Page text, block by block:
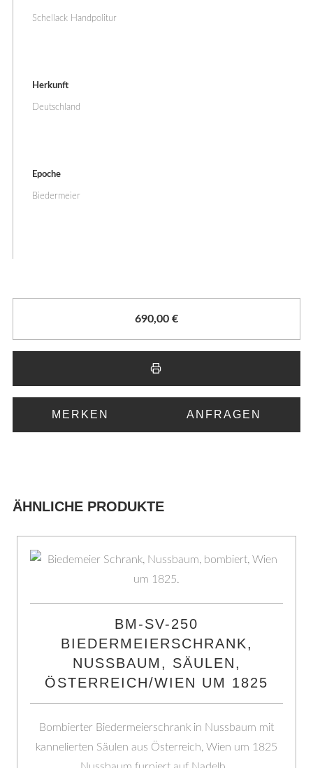
Schellack Handpolitur
Herkunft
Deutschland
Epoche
Biedermeier
690,00 €
MERKEN ANFRAGEN
ÄHNLICHE PRODUKTE
BM-SV-250
BIEDERMEIERSCHRANK,
NUSSBAUM, SÄULEN,
ÖSTERREICH/WIEN UM 1825
Bombierter Biedermeierschrank in Nussbaum mit
kannelierten Säulen aus Österreich, Wien um 1825